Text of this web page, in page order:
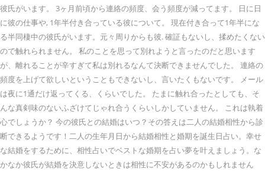
彼氏がいます。 3ヶ月前頃から連絡の頻度、会う頻度が減ってます。 日に日
に彼の仕事や, 1年半付き合っている彼について。 現在付き合って1年半にな
る半同棲中の彼氏がいます。元々周りからも彼. 確証もないし、揉めたくない
ので触れられません。 私のことを思って別れようと言ったのだと思います
が、離れることが辛すぎて私は別れるなんて決断できませんでした。 連絡の
頻度を上げて欲しいということもできないし、言いたくもないです。 メール
は夜に1通だけ返ってくる、くらいでした。 たまに触れ合ったとしても、そ
んな真剣味のないふざけてじゃれ合うくらいしかしていません。 これは執着
心でしょうか？ 今の彼氏との結婚はいつ？その答えは二人の結婚相性から診
断できるようです！二人の生年月日から結婚相性と婚期を誕生日占い。幸せ
な結婚をするために、相性占いでベストな婚期を占い夢を叶えましょう。な
かなか彼氏が結婚を決意しないときは相性に不安があるのかもしれません